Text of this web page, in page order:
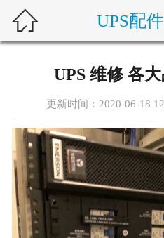
 UPS配
UPS 维修 各
更新时间：2020-06-18